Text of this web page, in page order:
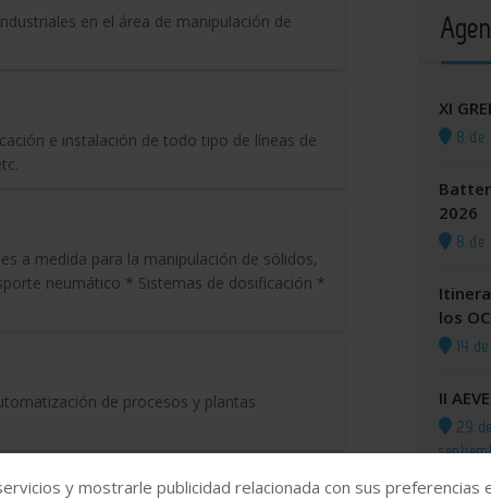
en el área de manipulación de
e instalación de todo tipo de líneas de
a medida para la manipulación de sólidos,
neumático * Sistemas de dosificación *
de procesos y plantas
XI
8 de
2026
8 de
los
14
II
29 de
y mostrarle publicidad relacionada con sus preferencias